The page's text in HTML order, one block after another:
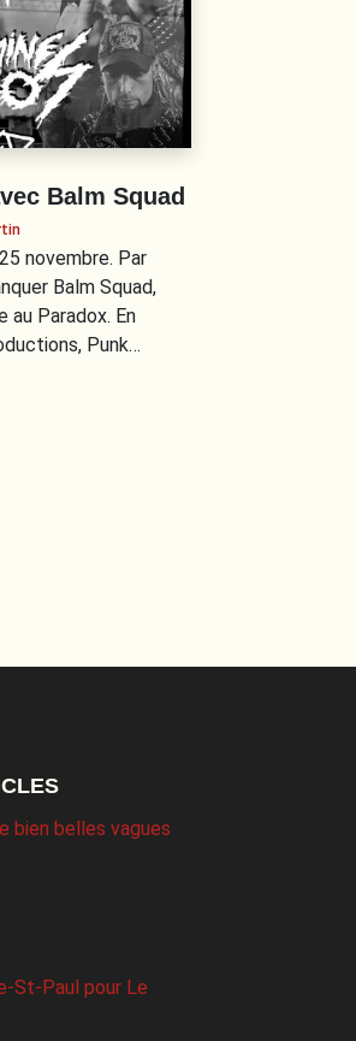
Balm Squad
novembre. Par
Balm Squad,
au Paradox. En
Punk…
bien belles vagues
St-Paul pour Le